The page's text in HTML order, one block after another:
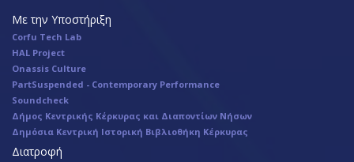
Με την Υποστήριξη
Corfu Tech Lab
HAL Project
Onassis Culture
PartSuspended - Contemporary Performance
Soundcheck
Δήμος Κεντρικής Κέρκυρας και Διαποντίων Νήσων
Δημόσια Κεντρική Ιστορική Βιβλιοθήκη Κέρκυρας
Διατροφή